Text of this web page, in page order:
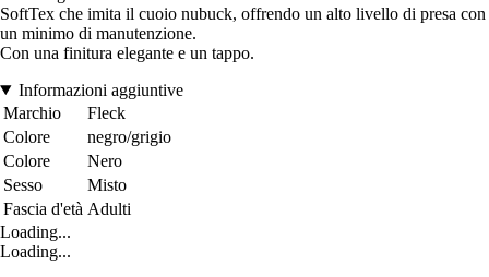
SoftTex che imita il cuoio nubuck, offrendo un alto livello di presa con
un minimo di manutenzione.
Con una finitura elegante e un tappo.
Informazioni aggiuntive
Marchio
Fleck
Colore
negro/grigio
Colore
Nero
Sesso
Misto
Fascia d'età Adulti
Loading...
Loading...